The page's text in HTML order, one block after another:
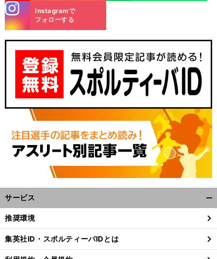
m
Instagramで
フォローする
サービス
閉
る
推奨環境
集英社ID・スポルティーバIDとは